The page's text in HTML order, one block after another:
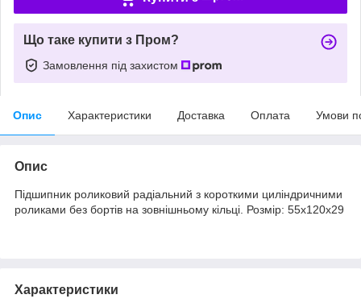
Що таке купити з Пром?
Замовлення під захистом
Опис Характеристики Доставка Оплата Умови
Опис
Підшипник роликовий радіальний з короткими циліндричними
роликами без бортів на зовнішньому кільці. Розмір: 55х120х29
Характеристики